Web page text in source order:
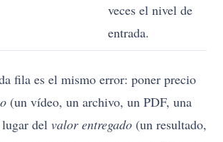
veces el nivel de
entrada.
fila es el mismo error: poner precio
(un vídeo, un archivo, un PDF, una
lugar delvalor entregado (un resultado,